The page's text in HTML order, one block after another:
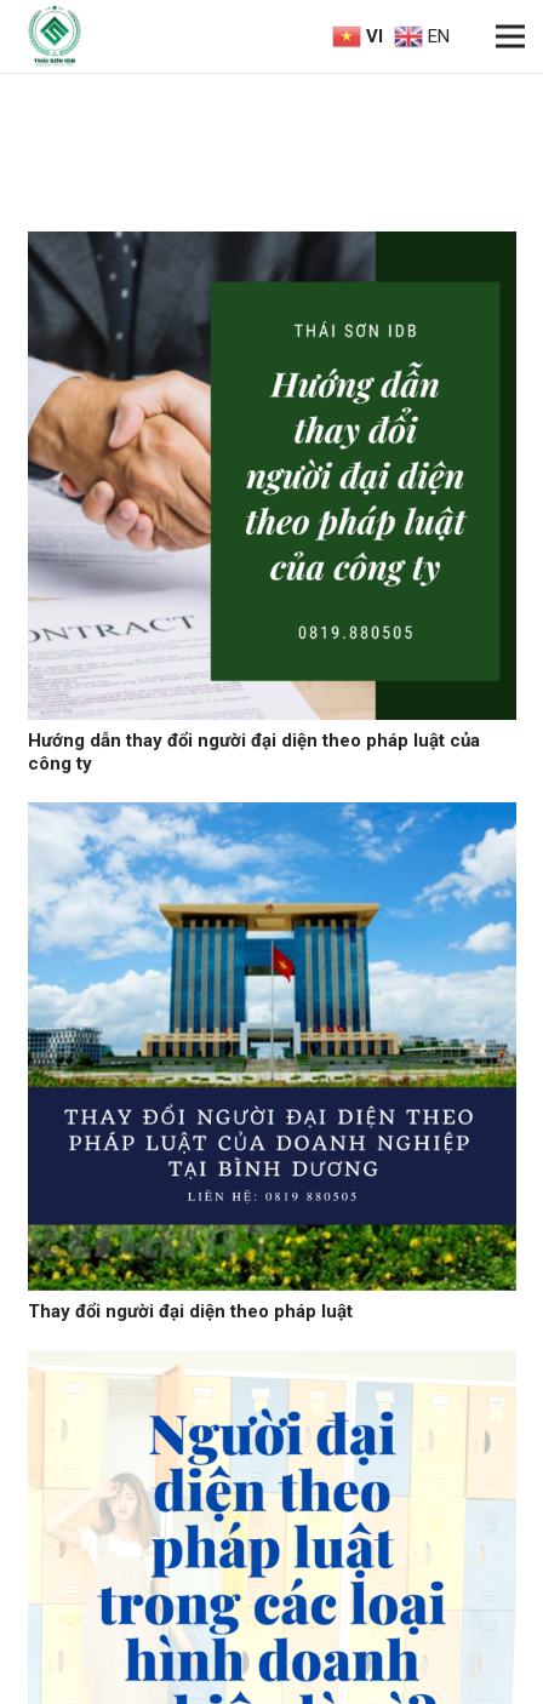
VI EN
Hướng dẫn thay đổi người đại diện theo pháp luật của
công ty
Thay đổi người đại diện theo pháp luật